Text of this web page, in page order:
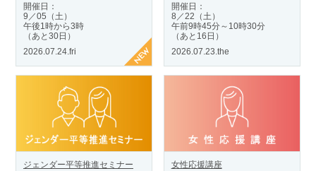
開催日：
9／05（土）
午後1時から3時
（あと30日）
2026.07.24.fri
開催日：
8／22（土）
午前9時45分～10時30分
（あと16日）
2026.07.23.the
ジェンダー平等推進セミナー
女性応援講座